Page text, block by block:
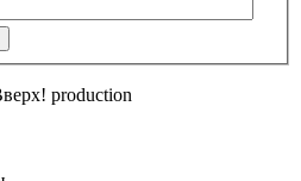
production